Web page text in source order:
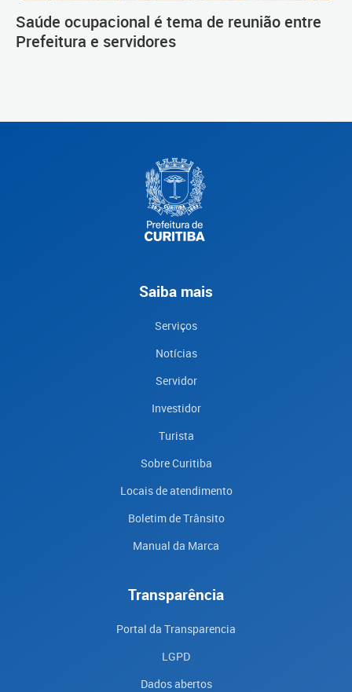
Saúde ocupacional é tema de reunião entre
Prefeitura e servidores
Saiba mais
Serviços
Notícias
Servidor
Investidor
Turista
Sobre Curitiba
Locais de atendimento
Boletim de Trânsito
Manual da Marca
Transparência
Portal da Transparencia
LGPD
Dados abertos